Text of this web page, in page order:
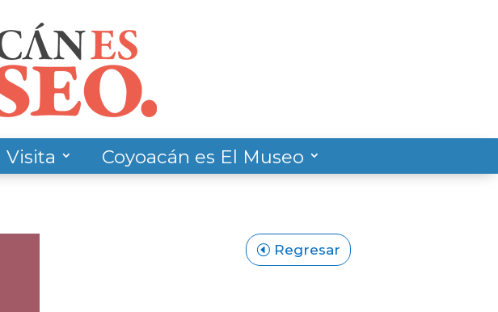
Visita Coyoacán es El Museo
Regresar